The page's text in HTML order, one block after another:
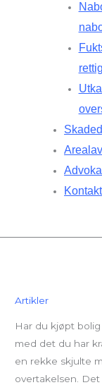
Artikler
Har du kjøpt
med det du har
en rekke skjulte
overtakelsen.